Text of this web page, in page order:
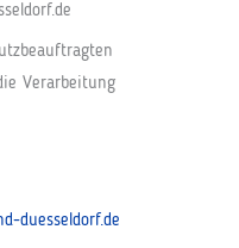
Verarbeitung
duesseldorf.de